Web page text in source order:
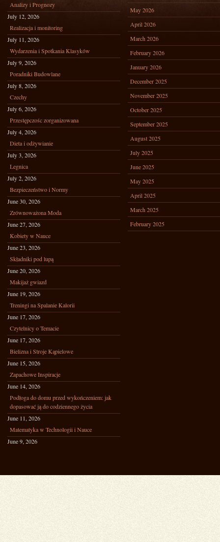
Analizy i Prognozy
July 12, 2026
Realizacja i monitoring
July 11, 2026
Wydarzenia i Spotkania Klasyków
July 9, 2026
Poradniki Budowlane
July 8, 2026
Czechy
July 6, 2026
Przestępczośc zorganizowana
July 4, 2026
Dieta i odżywianie
July 3, 2026
Legnica
July 2, 2026
Bezpieczeństwo i Normy
June 30, 2026
Zrównoważona Moda
June 27, 2026
Kobiety w Nauce
June 23, 2026
Składniki pod lupą
June 20, 2026
Makijaż gwiazd
June 19, 2026
Treningi na Spalanie Kalorii
June 17, 2026
Czytelnicy o Temacie
June 17, 2026
Bielizna i Stroje Kąpielowe
June 15, 2026
Zapachowe Inspiracje
June 14, 2026
Podłoga do domu przed wykończeniem: jak
dopasować ją do codziennego życia
June 11, 2026
Matematyka w Technologii i Nauce
June 9, 2026
May 2026
April 2026
March 2026
February 2026
January 2026
December 2025
November 2025
October 2025
September 2025
August 2025
July 2025
June 2025
May 2025
April 2025
March 2025
February 2025